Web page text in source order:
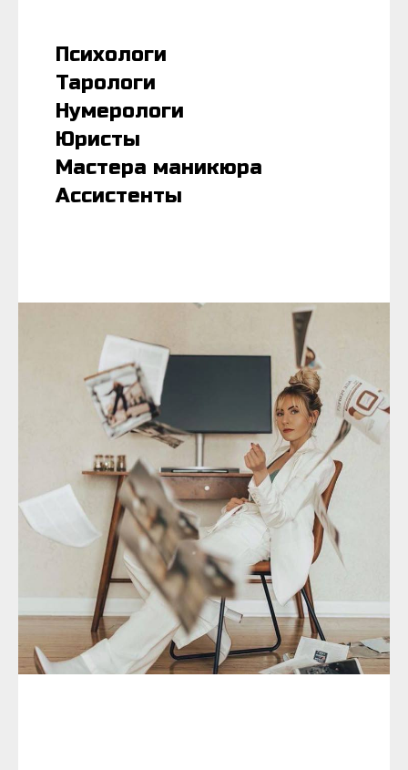
Психологи
Тарологи
Нумерологи
Юристы
Мастера маникюра
Ассистенты